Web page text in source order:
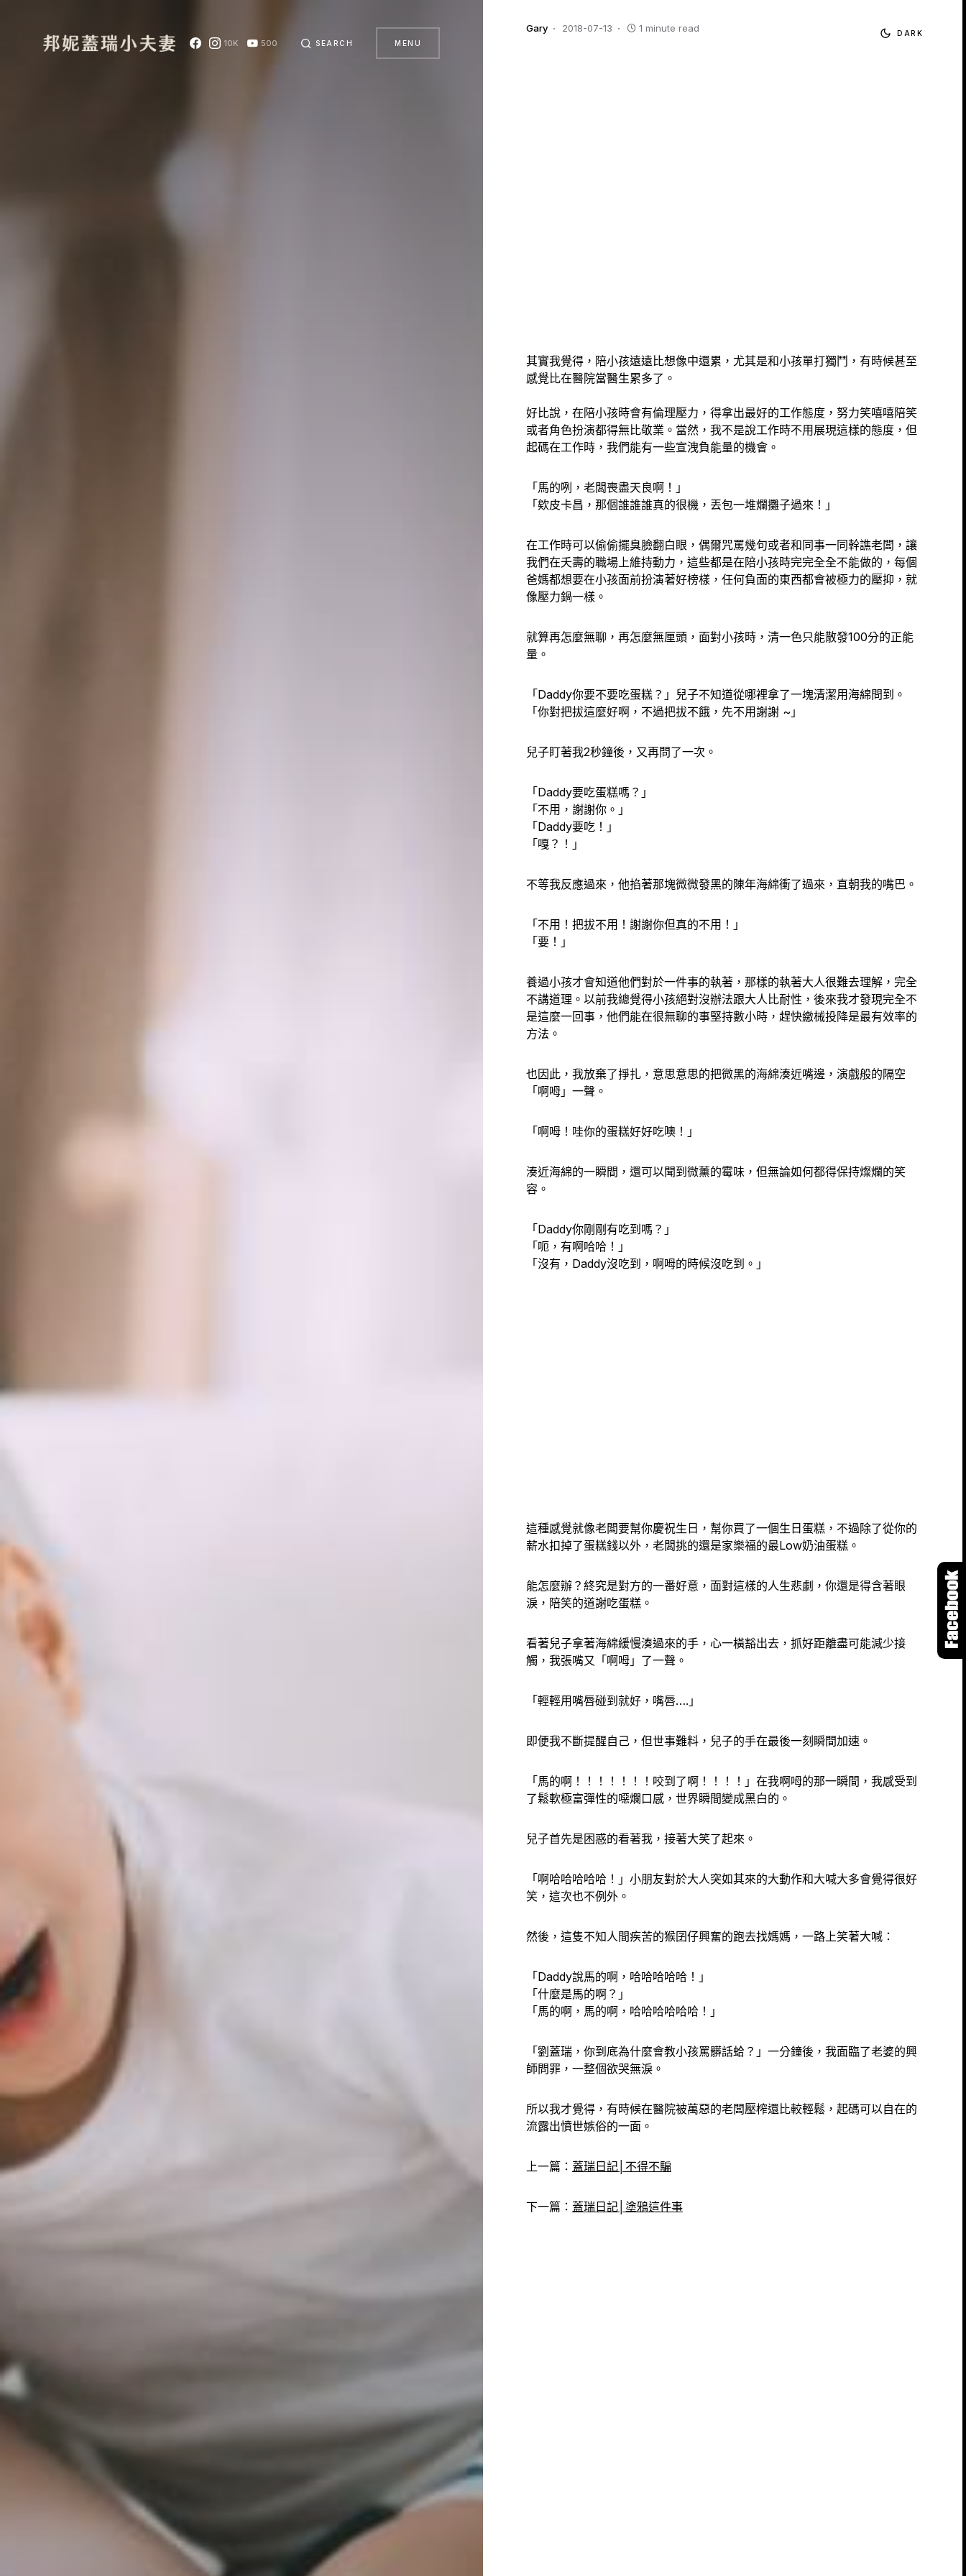
10K 500 SEARCH MENU
Gary 2018-07-13 1 minute read DARK
其實我覺得，陪小孩遠遠比想像中還累，尤其是和小孩單打獨鬥，有時候甚至
感覺比在醫院當醫生累多了。
好比說，在陪小孩時會有倫理壓力，得拿出最好的工作態度，努力笑嘻嘻陪笑
或者角色扮演都得無比敬業。當然，我不是說工作時不用展現這樣的態度，但
起碼在工作時，我們能有一些宣洩負能量的機會。
「馬的咧，老闆喪盡天良啊！」
「欸皮卡昌，那個誰誰誰真的很機，丟包一堆爛攤子過來！」
在工作時可以偷偷擺臭臉翻白眼，偶爾咒罵幾句或者和同事一同幹譙老闆，讓
我們在夭壽的職場上維持動力，這些都是在陪小孩時完完全全不能做的，每個
爸媽都想要在小孩面前扮演著好榜樣，任何負面的東西都會被極力的壓抑，就
像壓力鍋一樣。
就算再怎麼無聊，再怎麼無厘頭，面對小孩時，清一色只能散發100分的正能
量。
「Daddy你要不要吃蛋糕？」兒子不知道從哪裡拿了一塊清潔用海綿問到。
「你對把拔這麼好啊，不過把拔不餓，先不用謝謝 ~」
兒子盯著我2秒鐘後，又再問了一次。
「Daddy要吃蛋糕嗎？」
「不用，謝謝你。」
「Daddy要吃！」
「嘎？！」
不等我反應過來，他掐著那塊微微發黑的陳年海綿衝了過來，直朝我的嘴巴。
「不用！把拔不用！謝謝你但真的不用！」
「要！」
養過小孩才會知道他們對於一件事的執著，那樣的執著大人很難去理解，完全
不講道理。以前我總覺得小孩絕對沒辦法跟大人比耐性，後來我才發現完全不
是這麼一回事，他們能在很無聊的事堅持數小時，趕快繳械投降是最有效率的
方法。
也因此，我放棄了掙扎，意思意思的把微黑的海綿湊近嘴邊，演戲般的隔空
「啊呣」一聲。
「啊呣！哇你的蛋糕好好吃噢！」
湊近海綿的一瞬間，還可以聞到微薰的霉味，但無論如何都得保持燦爛的笑
容。
「Daddy你剛剛有吃到嗎？」
「呃，有啊哈哈！」
「沒有，Daddy沒吃到，啊呣的時候沒吃到。」
這種感覺就像老闆要幫你慶祝生日，幫你買了一個生日蛋糕，不過除了從你的
薪水扣掉了蛋糕錢以外，老闆挑的還是家樂福的最Low奶油蛋糕。
能怎麼辦？終究是對方的一番好意，面對這樣的人生悲劇，你還是得含著眼
淚，陪笑的道謝吃蛋糕。
看著兒子拿著海綿緩慢湊過來的手，心一橫豁出去，抓好距離盡可能減少接
觸，我張嘴又「啊呣」了一聲。
「輕輕用嘴唇碰到就好，嘴唇….」
即便我不斷提醒自己，但世事難料，兒子的手在最後一刻瞬間加速。
「馬的啊！！！！！！！咬到了啊！！！！」在我啊呣的那一瞬間，我感受到
了鬆軟極富彈性的噁爛口感，世界瞬間變成黑白的。
兒子首先是困惑的看著我，接著大笑了起來。
「啊哈哈哈哈哈！」小朋友對於大人突如其來的大動作和大喊大多會覺得很好
笑，這次也不例外。
然後，這隻不知人間疾苦的猴囝仔興奮的跑去找媽媽，一路上笑著大喊：
「Daddy說馬的啊，哈哈哈哈哈！」
「什麼是馬的啊？」
「馬的啊，馬的啊，哈哈哈哈哈哈！」
「劉蓋瑞，你到底為什麼會教小孩罵髒話蛤？」一分鐘後，我面臨了老婆的興
師問罪，一整個欲哭無淚。
所以我才覺得，有時候在醫院被萬惡的老闆壓榨還比較輕鬆，起碼可以自在的
流露出憤世嫉俗的一面。
上一篇： 蓋瑞日記│不得不騙
下一篇： 蓋瑞日記│塗鴉這件事